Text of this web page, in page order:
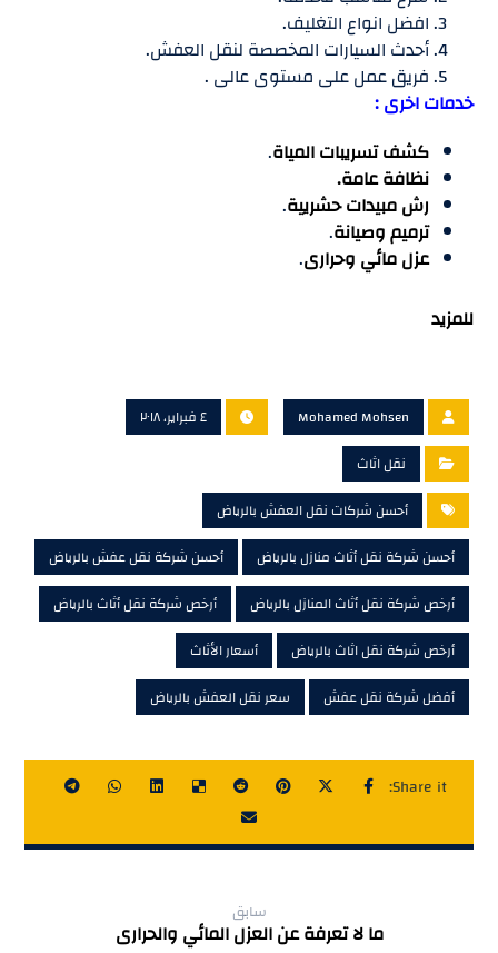
افضل انواع التغليف.
أحدث السيارات المخصصة لنقل العفش.
فريق عمل على مستوى عالى .
خدمات اخرى :
كشف تسريبات المياة.
نظافة عامة.
رش مبيدات حشريية.
ترميم وصيانة.
عزل مائي وحرارى.
للمزيد
Mohamed Mohsen
٤ فبراير، ٢٠١٨
نقل اثاث
أحسن شركات نقل العفش بالرياض
أحسن شركة نقل أثاث منازل بالرياض
أحسن شركة نقل عفش بالرياض
أرخص شركة نقل أثاث المنازل بالرياض
أرخص شركة نقل أثاث بالرياض
أرخص شركة نقل اثاث بالرياض
أسعار الأثاث
أفضل شركة نقل عفش
سعر نقل العفش بالرياض
سابق
ما لا تعرفة عن العزل المائي والحرارى